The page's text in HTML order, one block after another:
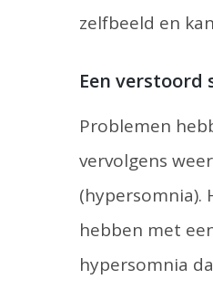
zelfbeeld en
Een
Problemen
vervolgens
(hypersomnia).
hebben met
hypersomnia